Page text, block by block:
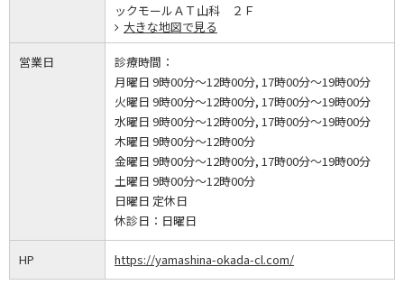
ックモールＡＴ山科 ２Ｆ
大きな地図で見る
営業日
診療時間：
月曜日 9時00分～12時00分, 17時00分～19時00分
火曜日 9時00分～12時00分, 17時00分～19時00分
水曜日 9時00分～12時00分, 17時00分～19時00分
木曜日 9時00分～12時00分
金曜日 9時00分～12時00分, 17時00分～19時00分
土曜日 9時00分～12時00分
日曜日 定休日
休診日： 日曜日
HP https://yamashina-okada-cl.com/